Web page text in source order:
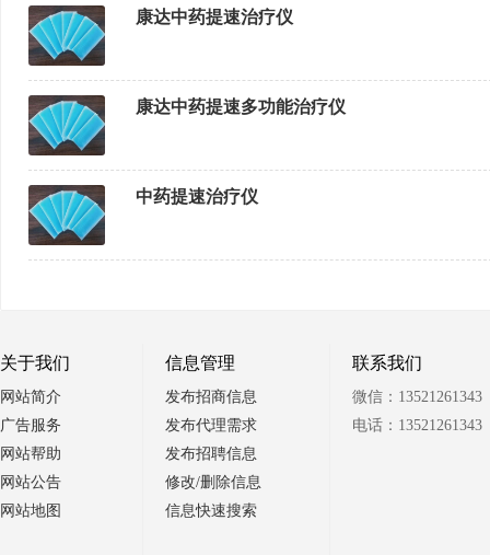
康达中药提速治疗仪
康达中药提速多功能治疗仪
中药提速治疗仪
关于我们
网站简介
广告服务
网站帮助
网站公告
网站地图
信息管理
发布招商信息
发布代理需求
发布招聘信息
修改/删除信息
信息快速搜索
联系我们
微信：13521261343
电话：13521261343